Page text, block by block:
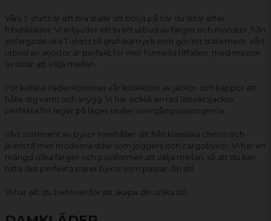
Våra T-shirts är ett bra ställe att börja på när du letar efter
fritidskläder. Vi erbjuder ett brett utbud av färger och mönster, från
enfärgade vita T-shirts till grafiska tryck som gör ett statement. Vårt
utbud av skjortor är perfekt för mer formella tillfällen, med massor
av stilar att välja mellan.
För kallare väder kommer vår kollektion av jackor och kappor att
hålla dig varm och snygg. Vi har också en rad lättviktsjackor,
perfekta för lager på lager under övergångssäsongerna.
Vårt sortiment av byxor innehåller allt från klassiska chinos och
jeans till mer moderna stilar som joggers och cargobyxor . Vi har en
mängd olika färger och passformer att välja mellan, så att du kan
hitta det perfekta paret byxor som passar din stil.
Vi har allt du behöver för att skapa din unika stil.